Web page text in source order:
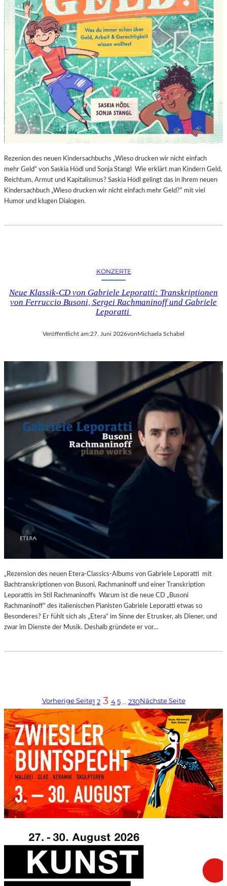
Rezenion des neuen Kindersachbuchs „Wieso drucken wir nicht einfach
mehr Geld“ von Saskia Hödl und Sonja Stangl Wie erklärt man Kindern Geld,
Reichtum, Armut und Kapitalismus? Saskia Hödl gelingt das in ihrem neuen
Kindersachbuch „Wieso drucken wir nicht einfach mehr Geld?“ mit viel
Humor und klugen Dialogen.
KONZERTE
Neue Klassik-CD von Gabriele Leporatti: Transkriptionen
von Ferruccio Busoni, Sergei Rachmaninoff und Gabriele
Leporatti
Veröffentlicht am:27. Juni 2026von Michaela Schabel
„Rezension des neuen Etera-Classics-Albums von Gabriele Leporatti mit
Bachtranskriptionen von Busoni, Rachmaninoff und einer Transkription
Leporattis im Stil Rachmaninoffs Warum ist die neue CD „Busoni
Rachmaninoff“ des italienischen Pianisten Gabriele Leporatti etwas so
Besonderes? Er fühlt sich als „Etera“ im Sinne der Etrusker, als Diener, und
zwar im Dienste der Musik. Deshalb gründete er vor…
Vorherige Seite1 2 3 4 5 … 230Nächste Seite